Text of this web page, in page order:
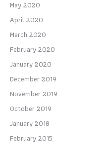
May 2020
April 2020
March 2020
February 2020
January 2020
December 2019
November 2019
October 2019
January 2018
February 2015